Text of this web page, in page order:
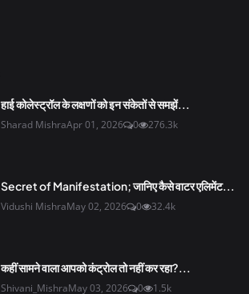
हाई कोलेस्ट्रॉल के लक्षणों को इन संकेतों से समझें...
Sharad MishraApr 01, 2026 0 276.3k
Secret of Manifestation; जानिए कैसे वाटर एलिमेंट...
Vidushi MishraMay 02, 2026 0 32.4k
कहीं सामने वाला आपको कंट्रोल तो नहीं कर रहा?...
Shivani_MishraMay 03, 2026 0 1.5k